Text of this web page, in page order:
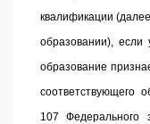
квалификации
образовании), если
образование
соответствующего
107 Федерального